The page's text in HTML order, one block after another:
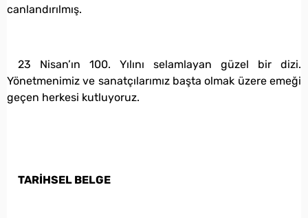
canlandırılmış.
23 Nisan’ın 100. Yılını selamlayan güzel bir dizi.
Yönetmenimiz ve sanatçılarımız başta olmak üzere emeği
geçen herkesi kutluyoruz.
TARİHSEL BELGE